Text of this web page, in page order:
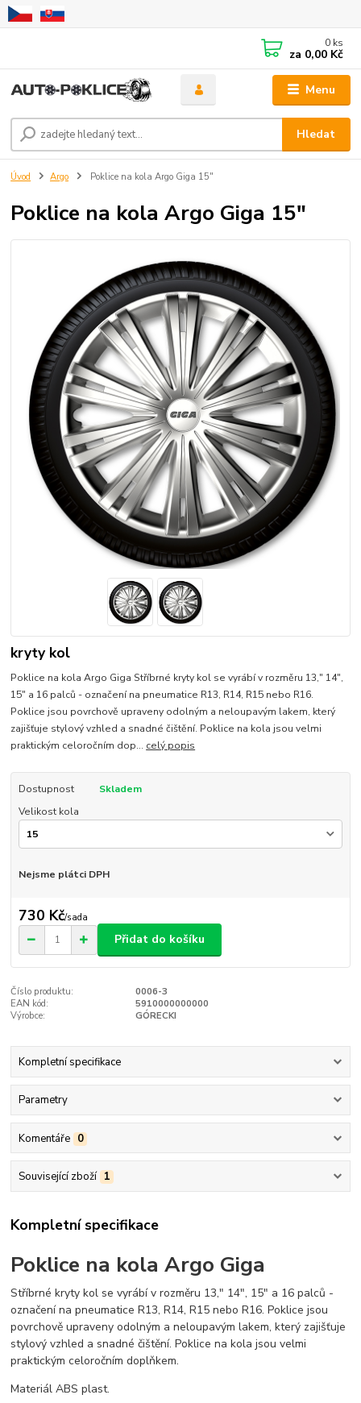
Menu
Hledat
0 ks
za 0,00 Kč
Úvod Argo Poklice na kola Argo Giga 15"
Poklice na kola Argo Giga 15"
kryty kol
Poklice na kola Argo Giga Stříbrné kryty kol se vyrábí v rozměru 13," 14",
15" a 16 palců - označení na pneumatice R13, R14, R15 nebo R16.
Poklice jsou povrchově upraveny odolným a neloupavým lakem, který
zajišťuje stylový vzhled a snadné čištění. Poklice na kola jsou velmi
praktickým celoročním dop... celý popis
Dostupnost
Skladem
Velikost kola
Nejsme plátci DPH
730 Kč/sada
Přidat do košíku
Číslo produktu:
0006-3
EAN kód:
5910000000000
Výrobce:
GÓRECKI
Kompletní specifikace
Parametry
Komentáře 0
Související zboží 1
Kompletní specifikace
Poklice na kola Argo Giga
Stříbrné kryty kol se vyrábí v rozměru 13," 14", 15" a 16 palců -
označení na pneumatice R13, R14, R15 nebo R16. Poklice jsou
povrchově upraveny odolným a neloupavým lakem, který zajišťuje
stylový vzhled a snadné čištění. Poklice na kola jsou velmi
praktickým celoročním doplňkem.
Materiál ABS plast.